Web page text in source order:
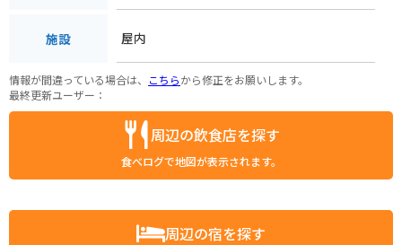
施設 屋内
情報が間違っている場合は、 こちらから修正をお願いします。
最終更新ユーザー：
周辺の飲食店を探す
食べログで地図が表示されます。
周辺の宿を探す